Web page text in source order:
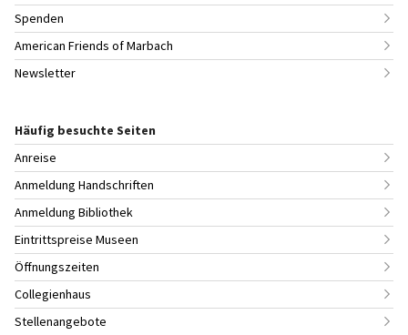
Spenden
American Friends of Marbach
Newsletter
Häufig besuchte Seiten
Anreise
Anmeldung Handschriften
Anmeldung Bibliothek
Eintrittspreise Museen
Öffnungszeiten
Collegienhaus
Stellenangebote